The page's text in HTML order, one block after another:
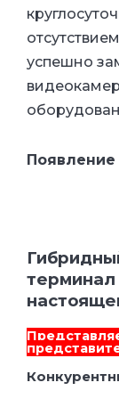
успешно
терминал